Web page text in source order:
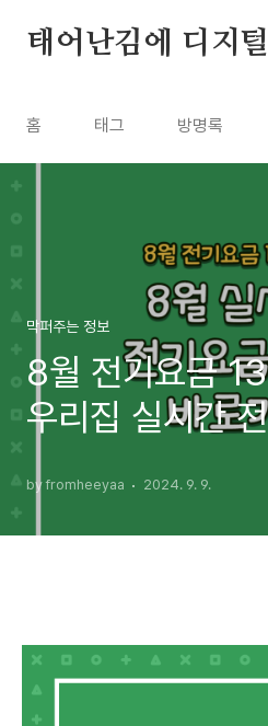
태어난김에 디지
홈 태그 방명록
막퍼주는 정보
8월 전기요금
우리집 실시간
by fromheeyaa 2024. 9. 9.